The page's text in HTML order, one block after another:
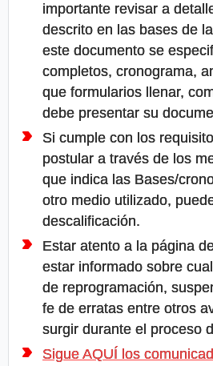
importante revisar a
descrito en las bases de
este documento se
completos, cronograma,
que formularios llenar,
debe presentar su
Si cumple con los
postular a través de los
que indica las Bases/
otro medio utilizado,
descalificación.
Estar atento a la página
estar informado sobre
de reprogramación,
fe de erratas entre otros
surgir durante el proceso
Sigue AQUÍ los